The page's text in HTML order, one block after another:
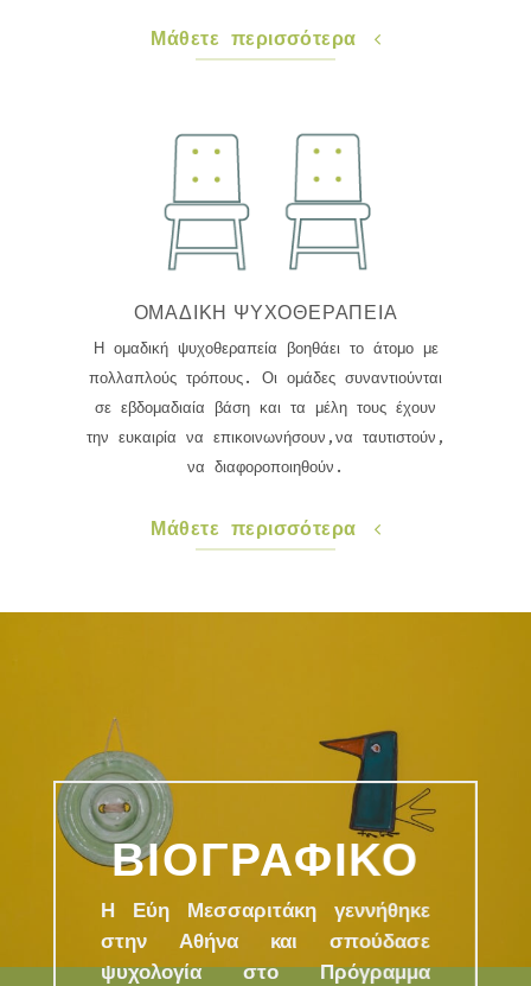
Μάθετε περισσότερα
ΟΜΑΔΙΚΗ ΨΥΧΟΘΕΡΑΠΕΙΑ
Η ομαδική ψυχοθεραπεία βοηθάει το άτομο με
πολλαπλούς τρόπους. Οι ομάδες συναντιούνται
σε εβδομαδιαία βάση και τα μέλη τους έχουν
την ευκαιρία να επικοινωνήσουν,να ταυτιστούν,
να διαφοροποιηθούν.
Μάθετε περισσότερα
ΒΙΟΓΡΑΦΙΚΟ
Η Εύη Μεσσαριτάκη γεννήθηκε
στην Αθήνα και σπούδασε
ψυχολογία στο Πρόγραμμα